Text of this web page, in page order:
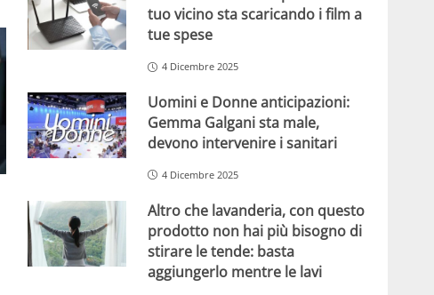
tuo vicino sta scaricando i film a
tue spese
4 Dicembre 2025
Uomini e Donne anticipazioni:
Gemma Galgani sta male,
devono intervenire i sanitari
4 Dicembre 2025
Altro che lavanderia, con questo
prodotto non hai più bisogno di
stirare le tende: basta
aggiungerlo mentre le lavi